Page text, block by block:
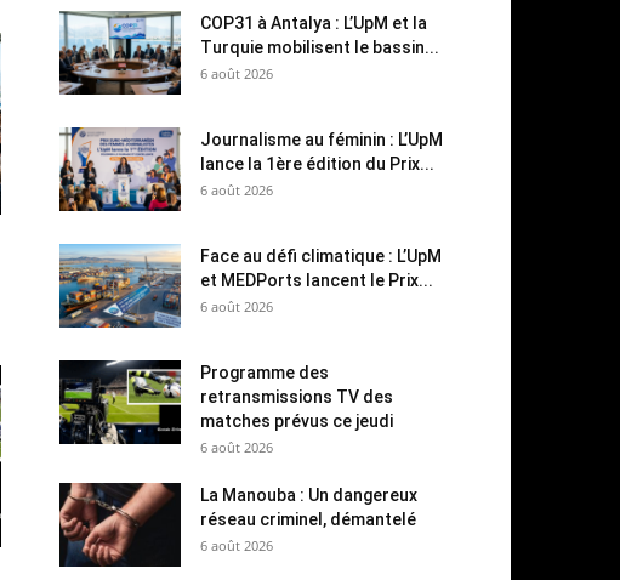
COP31 à Antalya : L’UpM et la
Turquie mobilisent le bassin...
6 août 2026
Journalisme au féminin : L’UpM
lance la 1ère édition du Prix...
6 août 2026
Face au défi climatique : L’UpM
et MEDPorts lancent le Prix...
6 août 2026
Programme des
retransmissions TV des
matches prévus ce jeudi
6 août 2026
La Manouba : Un dangereux
réseau criminel, démantelé
6 août 2026